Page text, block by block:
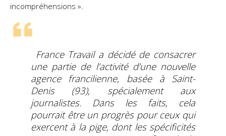
incompréhensions ».
France Travail a décidé de consacrer
une partie de l’activité d’une nouvelle
agence francilienne, basée à Saint-
Denis (93), spécialement aux
journalistes. Dans les faits, cela
pourrait être un progrès pour ceux qui
exercent à la pige, dont les spécificités